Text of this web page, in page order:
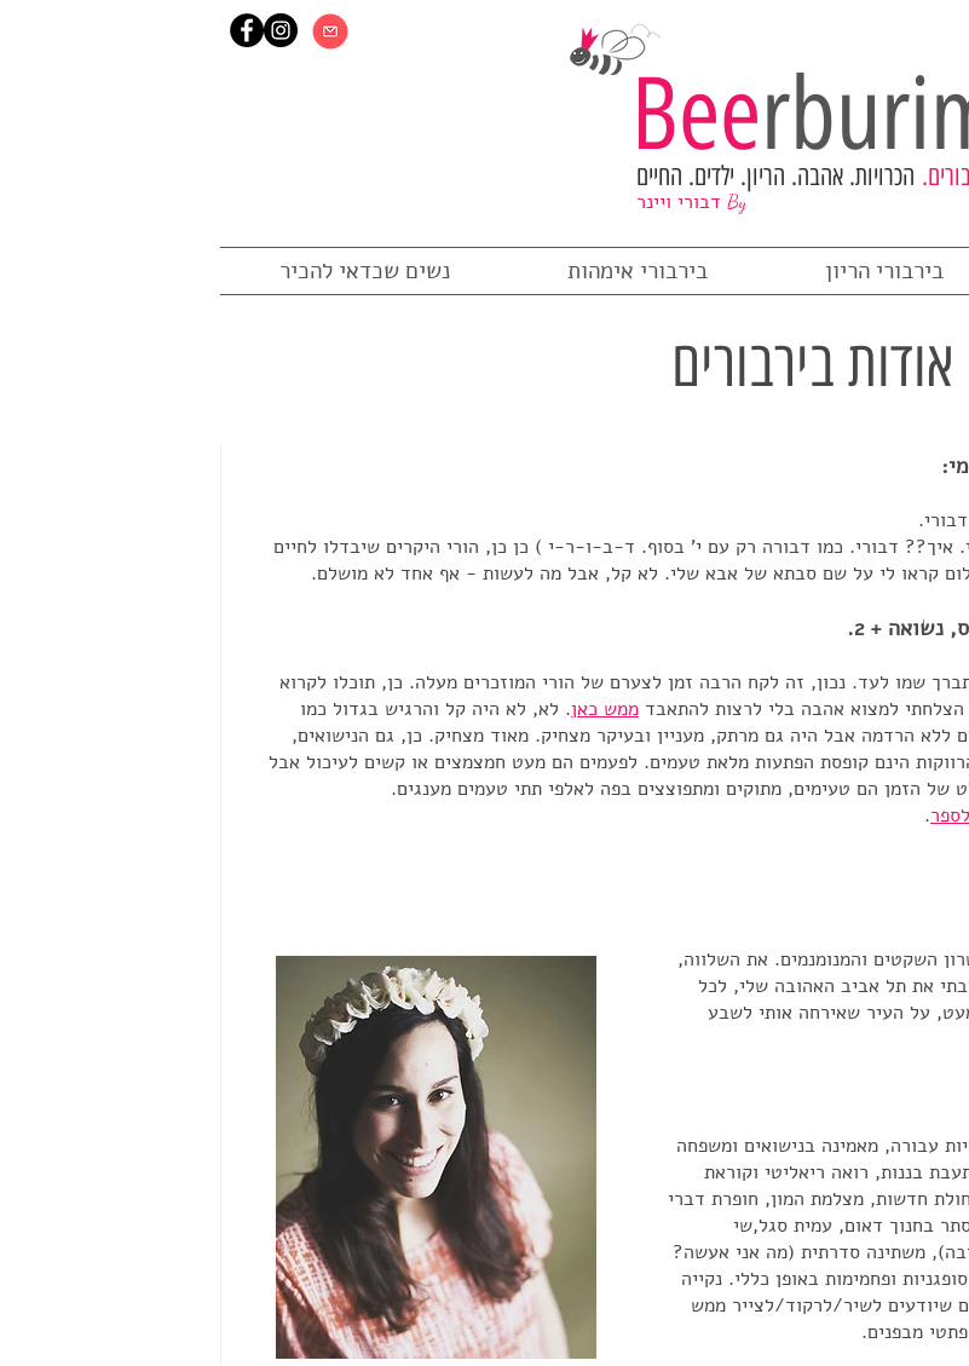
Bee
הכרויות. אהבה. הריון. ילדים. החיים
By
בירבורי הריון בירבורי אימהות נשים שכדאי להכיר
אודות בירבורים
איך?? דבורי. כמו דבורה רק עם י' בסוף. ד-ב-ו-ר-י ) כן כן, הורי היקרים שיבדלו לחיים
קראו לי על שם סבתא של אבא שלי. לא קל, אבל מה לעשות - אף אחד לא מושלם.
שמו לעד. נכון, זה לקח הרבה זמן לצערם של הורי המוזכרים מעלה. כן, תוכלו לקרוא
למצוא אהבה בלי לרצות להתאבד ממש כאן. לא, לא היה קל והרגיש בגדול כמו
ללא הרדמה אבל היה גם מרתק, מעניין ובעיקר מצחיק. מאוד מצחיק. כן, גם הנישואים,
הינם קופסת הפתעות מלאת טעמים. לפעמים הם מעט חמצמצים או קשים לעיכול אבל
של הזמן הם טעימים, מתוקים ומתפוצצים בפה לאלפי תתי טעמים מענגים.
.
השקטים והמנומנמים. את השלווה,
את תל אביב האהובה שלי, לכל
על העיר שאירחה אותי לשבע
עבורה, מאמינה בנישואים ומשפחה
בננות, רואה ריאליטי וקוראת
חולת חדשות, מצלמת המון, חופרת דברי
בחנוך דאום, עמית סגל,שי
משתינה סדרתית (מה אני אעשה?
ופחמימות באופן כללי. נקייה
שיודעים לשיר/לרקוד/לצייר ממש
מבפנים.